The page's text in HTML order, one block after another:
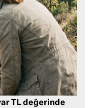
TL değerinde